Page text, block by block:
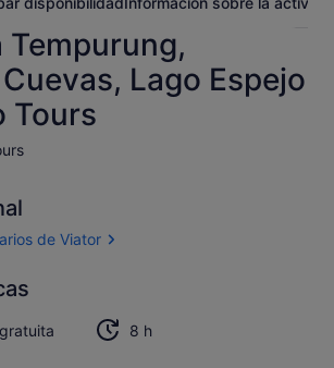
Tempurung,
Lago Espejo
Tours
de Viator
8 h